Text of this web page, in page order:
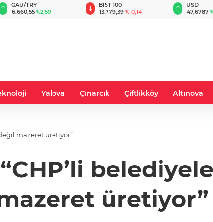
BIST 100
13.779,39%-0,14
USD
47,6787%0,18
EUR
55,1254
Yalova Çınarcık Çiftlikköy Altınova
mazeret üretiyor”
üretiyor”